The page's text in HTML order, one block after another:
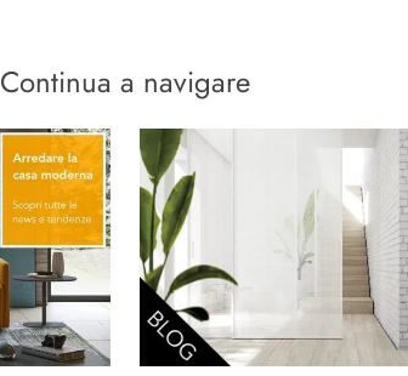
Continua a navigare